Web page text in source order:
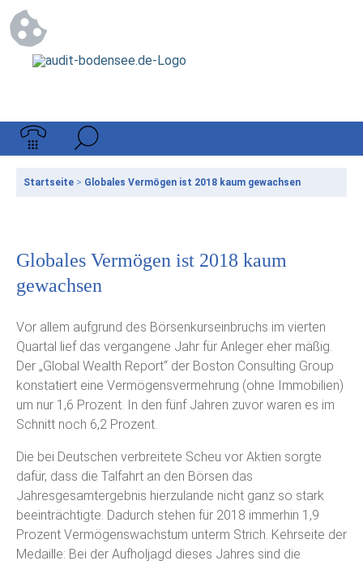
Startseite > Globales Vermögen ist 2018 kaum gewachsen
Globales Vermögen ist 2018 kaum
gewachsen
Vor allem aufgrund des Börsenkurseinbruchs im vierten
Quartal lief das vergangene Jahr für Anleger eher mäßig.
Der „Global Wealth Report“ der Boston Consulting Group
konstatiert eine Vermögensvermehrung (ohne Immobilien)
um nur 1,6 Prozent. In den fünf Jahren zuvor waren es im
Schnitt noch 6,2 Prozent.
Die bei Deutschen verbreitete Scheu vor Aktien sorgte
dafür, dass die Talfahrt an den Börsen das
Jahresgesamtergebnis hierzulande nicht ganz so stark
beeinträchtigte. Dadurch stehen für 2018 immerhin 1,9
Prozent Vermögenswachstum unterm Strich. Kehrseite der
Medaille: Bei der Aufholjagd dieses Jahres sind die